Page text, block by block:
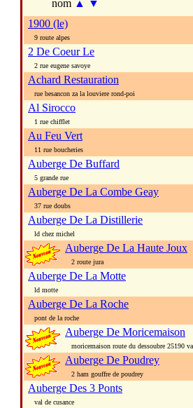
nom ▲
▼
1900 (le)
9 route alpes
2 De Coeur Le
2 rue eugene savoye
Achard Restauration
rue besancon za la louviere rond-poi
Al Sirocco
1 rue chifflet
Au Feu Vert
11 rue boucheries
Auberge De Buffard
5 grande rue
Auberge De La Combe Geay
37 rue doubs
Auberge De La Distillerie
ld chez michel
Auberge De La Haute Joux
2 route jura
Auberge De La Motte
ld motte
Auberge De La Roche
pont de la roche
Auberge De Moricemaison
moricemaison route du dessoubre 25190
Auberge De Poudrey
2 ham gouffre de poudrey
Auberge Des 3 Ponts
val de cusance